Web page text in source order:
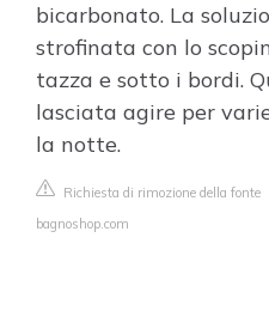
bicarbonato. La
strofinata con lo
tazza e sotto i bordi.
lasciata agire per
la notte.
Richiesta di rimozione della fonte
bagnoshop.com